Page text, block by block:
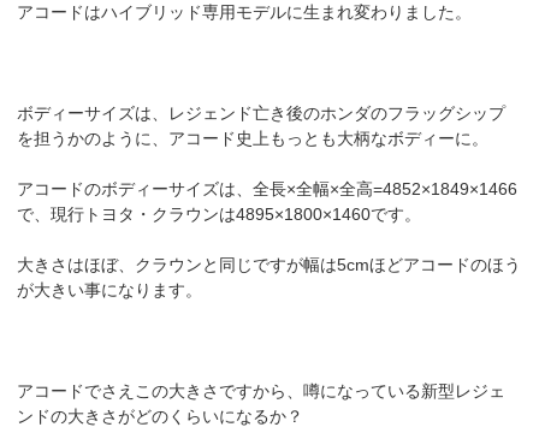
アコードはハイブリッド専用モデルに生まれ変わりました。
ボディーサイズは、レジェンド亡き後のホンダのフラッグシップ
を担うかのように、アコード史上もっとも大柄なボディーに。
アコードのボディーサイズは、全長×全幅×全高=4852×1849×1466
で、現行トヨタ・クラウンは4895×1800×1460です。
大きさはほぼ、クラウンと同じですが幅は5cmほどアコードのほう
が大きい事になります。
アコードでさえこの大きさですから、噂になっている新型レジェ
ンドの大きさがどのくらいになるか？